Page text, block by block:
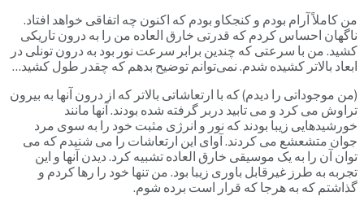
من کاملاً آرام بودم و کنجکاو بودم که اکنون چه اتفاقی خواهد افتاد.
ناگهان احساس کردم که قدرتی خارق العاده من را به درون تاریکی
کشید. من با سرعتی که چندین برابر سرعت نور بود به درون تونلی در
ابعاد بالاتر کشیده شدم. نمی‌توانم توضیح بدهم که چقدر طول کشید…
(من موجوداتی را دیدم) که با ارتعاشاتی بالاتر که از درون آنها به بیرون
تراوش می کرد و می تابید دربر گرفته شده بودند. آنها مانند
خورشیدهایی زیبا بودند که نور و انرژی مثبت خود را به سوی مرد
جوان متشعشع می کردند. آوای این ارتعاشات را می شنیدم که می
توان آن را به یک موسیقی خارق العاده تشبیه کرد. دیدن آنها و این
تجربه به طرز غیرقابل باوری زیبا بود. من تنها خود را رها کردم و
گذاشتم که به هرجا که قرار است برده شوم.